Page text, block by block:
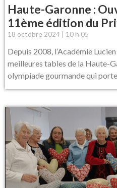
Haute-Garonne :
11ème édition du
18 octobre 2024 10 h 05
Depuis 2008, l’Académie
meilleures tables de la Haute-
olympiade gourmande qui